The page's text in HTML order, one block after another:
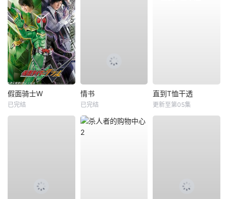
假面骑士W
已完结
情书
已完结
直到T恤干透
更新至第05集